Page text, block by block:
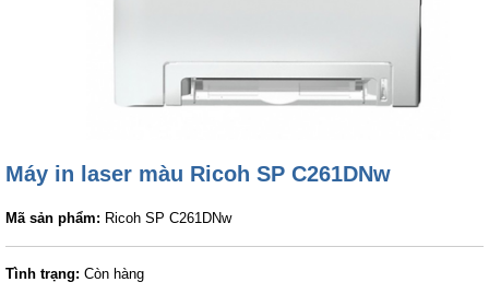
Máy in laser màu Ricoh SP C261DNw
Mã sản phẩm: Ricoh SP C261DNw
Tình trạng: Còn hàng